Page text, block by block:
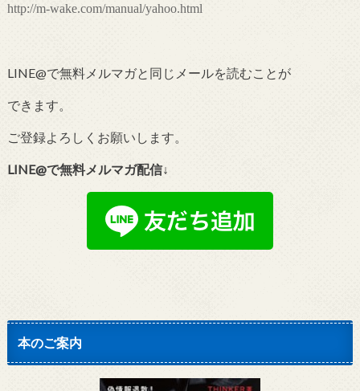
http://m-wake.com/manual/yahoo.html
LINE@で無料メルマガと同じメールを読むことが
できます。
ご登録よろしくお願いします。
LINE@で無料メルマガ配信↓
本のご案内